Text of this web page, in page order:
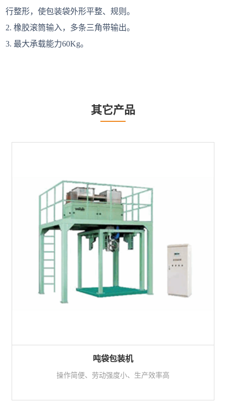
行整形，使包装袋外形平整、规则。
2. 橡胶滚筒输入，多条三角带输出。
3. 最大承载能力60Kg。
其它产品
吨袋包装机
操作简便、劳动强度小、生产效率高